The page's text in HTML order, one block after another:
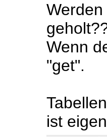
Wenn
"get".
ist